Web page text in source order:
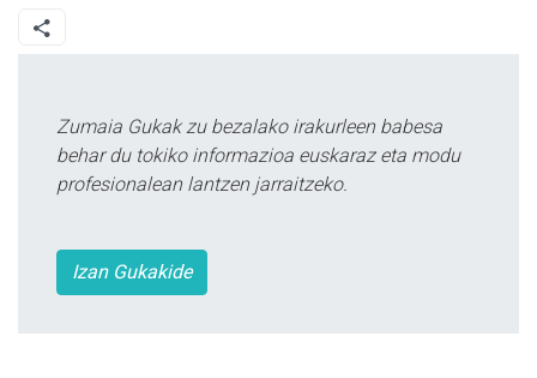
Zumaia Gukak zu bezalako irakurleen babesa
behar du tokiko informazioa euskaraz eta modu
profesionalean lantzen jarraitzeko.
Izan Gukakide